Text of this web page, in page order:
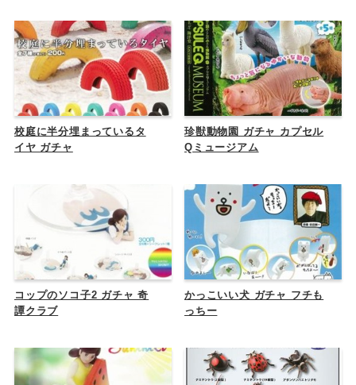
校庭に半分埋まっているタ
イヤ ガチャ
珍獣動物園 ガチャ カプセル
Qミュージアム
コップのソコ子2 ガチャ 奇
譚クラブ
かっこいい犬 ガチャ フチも
っちー